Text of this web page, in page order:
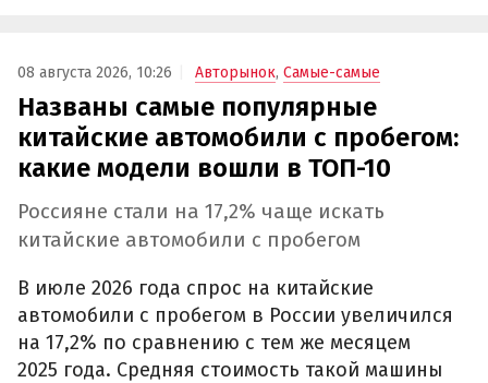
08 августа 2026, 10:26 Авторынок, Самые-самые
Названы самые популярные
китайские автомобили с пробегом:
какие модели вошли в ТОП-10
Россияне стали на 17,2% чаще искать
китайские автомобили с пробегом
В июле 2026 года спрос на китайские
автомобили с пробегом в России увеличился
на 17,2% по сравнению с тем же месяцем
2025 года. Средняя стоимость такой машины